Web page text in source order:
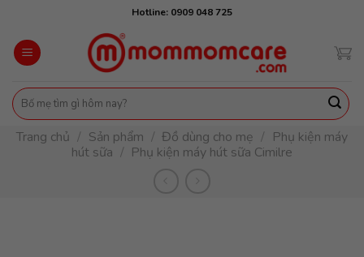
content
Hotline: 0909 048 725
Tìm
kiếm:
Trang chủ / Sản phẩm / Đồ dùng cho mẹ / Phụ kiện máy
hút sữa / Phụ kiện máy hút sữa Cimilre